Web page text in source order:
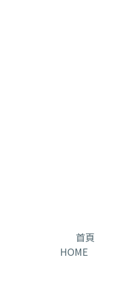
首頁
HOME